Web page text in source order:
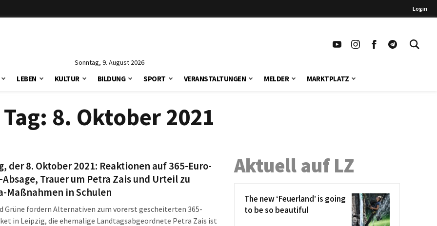
Login
Sonntag, 9. August 2026
LEBEN KULTUR BILDUNG SPORT VERANSTALTUNGEN MELDER MARKTPLATZ
Tag: 8. Oktober 2021
der 8. Oktober 2021: Reaktionen auf 365-Euro-
Trauer um Petra Zais und Urteil zu
Maßnahmen in Schulen
Grüne fordern Alternativen zum vorerst gescheiterten 365-
in Leipzig, die ehemalige Landtagsabgeordnete Petra Zais ist
Aktuell auf LZ
The new ‘Feuerland’ is going
to be so beautiful